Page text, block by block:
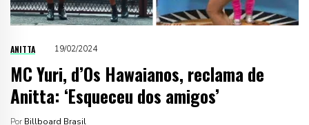
ANITTA 19/02/2024
MC Yuri, d’Os Hawaianos, reclama de
Anitta: ‘Esqueceu dos amigos’
Por Billboard Brasil